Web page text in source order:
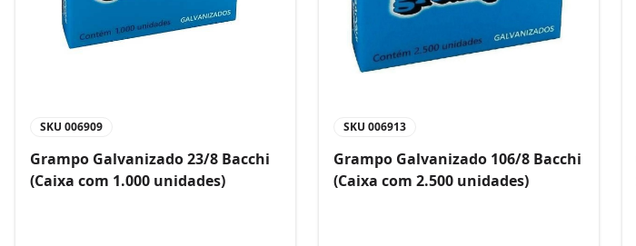
SKU 006909
Grampo Galvanizado 23/8 Bacchi
(Caixa com 1.000 unidades)
SKU 006913
Grampo Galvanizado 106/8 Bacchi
(Caixa com 2.500 unidades)